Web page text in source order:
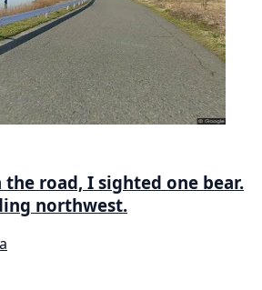
road, I sighted one bear.
northwest.